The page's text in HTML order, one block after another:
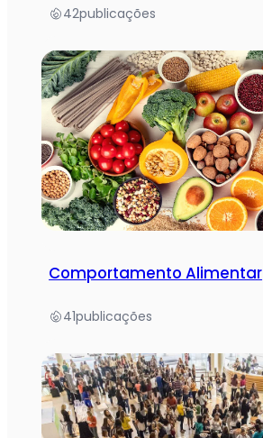
42publicações
Comportamento Alimentar
41publicações